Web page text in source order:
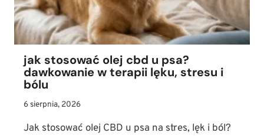
jak stosować olej cbd u psa?
dawkowanie w terapii lęku, stresu i
bólu
6 sierpnia, 2026
Jak stosować olej CBD u psa na stres, lęk i ból?